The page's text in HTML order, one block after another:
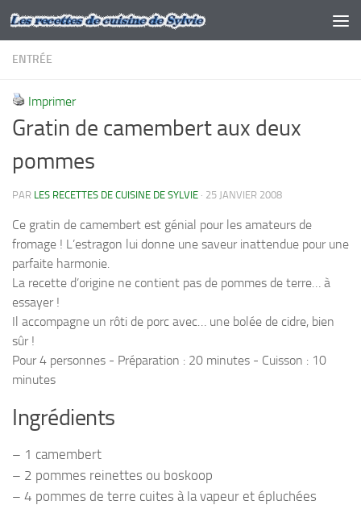
Skip to content
ENTRÉE
Imprimer
Gratin de camembert aux deux
pommes
PAR LES RECETTES DE CUISINE DE SYLVIE · 25 JANVIER 2008
Ce gratin de camembert est génial pour les amateurs de
fromage ! L’estragon lui donne une saveur inattendue pour une
parfaite harmonie.
La recette d’origine ne contient pas de pommes de terre… à
essayer !
Il accompagne un rôti de porc avec… une bolée de cidre, bien
sûr !
Pour 4 personnes - Préparation : 20 minutes - Cuisson : 10
minutes
Ingrédients
– 1 camembert
– 2 pommes reinettes ou boskoop
– 4 pommes de terre cuites à la vapeur et épluchées